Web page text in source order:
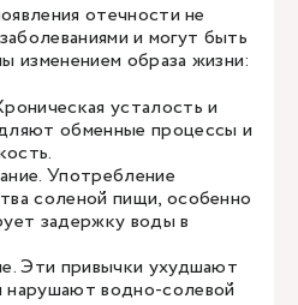
отечности не
и могут быть
изменением образа жизни:
усталость и
обменные процессы и
Употребление
соленой пищи, особенно
задержку воды в
Эти привычки ухудшают
водно-солевой